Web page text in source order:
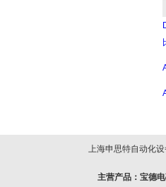
上海申思特自动化
主营产品：宝德